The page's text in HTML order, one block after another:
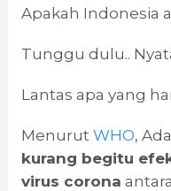
Apakah Indonesia
Tunggu dulu..
Lantas apa yang
Menurut WHO,
kurang begitu
virus corona